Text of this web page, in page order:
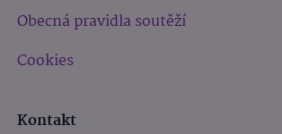
Obecná pravidla soutěží
Cookies
Kontakt